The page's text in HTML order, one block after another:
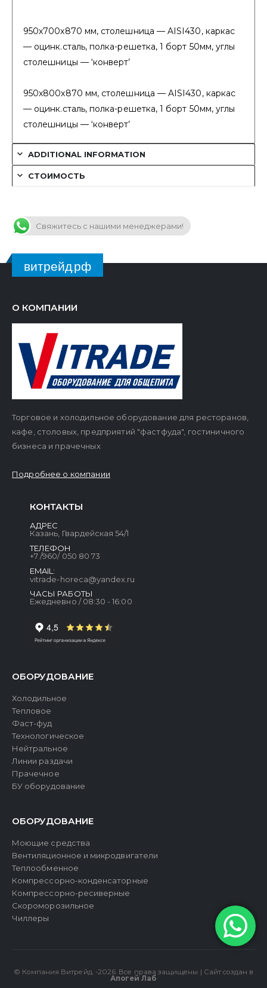
950х700х870 мм, столешница — AISI430, каркас
— оцинк.сталь, полка-решетка, 1 борт 50мм, углы
столешницы — ‘конверт’
950х800х870 мм, столешница — AISI430, каркас
— оцинк.сталь, полка-решетка, 1 борт 50мм, углы
столешницы — ‘конверт’
ADDITIONAL INFORMATION
СТОИМОСТЬ
Свяжитесь с нашими менеджерами!
витрейд.рф
О КОМПАНИИ
Торговое и холодильное оборудование для ресторанов,
кафе, столовых, предприятий "фастфуда", гостиничного
бизнеса и прачечных
Подробнее о компании
КОНТАКТЫ
АДРЕС
Казань, Гвардейская 54/1
ТЕЛЕФОН
+7 /960/ 050 80 73
EMAIL:
vitrade-horeca@yandex.ru
ЧАСЫ РАБОТЫ
Ежедневно / 08:30 - 16:00
ОБОРУДОВАНИЕ
Холодильное
Тепловое
Фаст-фуд
Технологическое
Нейтральное
Линии раздачи
Прачечное
БУ оборудование
ОБОРУДОВАНИЕ
Моющие средства
Вентиляционное и микродвигатели
Теплообменное
Компрессорно-конденсаторные
Компрессорно-ресиверные
Скороморозильное
Чиллеры
© Компания Витрейд. -2026. Все права защищены | Сайт создан в
Апогей Лаб